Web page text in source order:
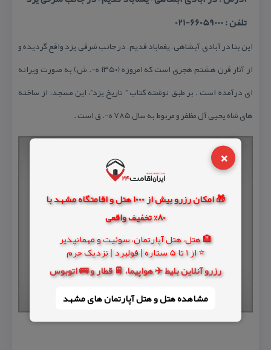
×
🎁 امکان رزرو بیش از 1000 هتل و اقامتگاه مشهد با
80% تخفیف واقعی
🏨 هتل، هتل آپارتمان، سوئیت و مهمانپذیر
⭐ از 1 تا 5 ستاره | فولبرد | نزدیک حرم
رزرو آنلاین بلیط ✈️ هواپیما، 🚆 قطار و 🚌 اتوبوس
مشاهده هتل و هتل‌ آپارتمان های مشهد
تلفن : 66059000-021
این بنا در آبادی آبشاهی – یغماباد قدیم – در جانب شرقی یزد واقع گردیده و
از آثار قرن هشتم هجری است كه امروزه (۱۳۵۰ ه-. ش) به صورت ویرانه
ای درآمده است . بر طبق نوشته كتاب ” تاریخ یزد”، این مسجد، از ساخته
های شاه یحیی آل مظفر و مربوط به سال ۷۸۵ ه-. ق است .